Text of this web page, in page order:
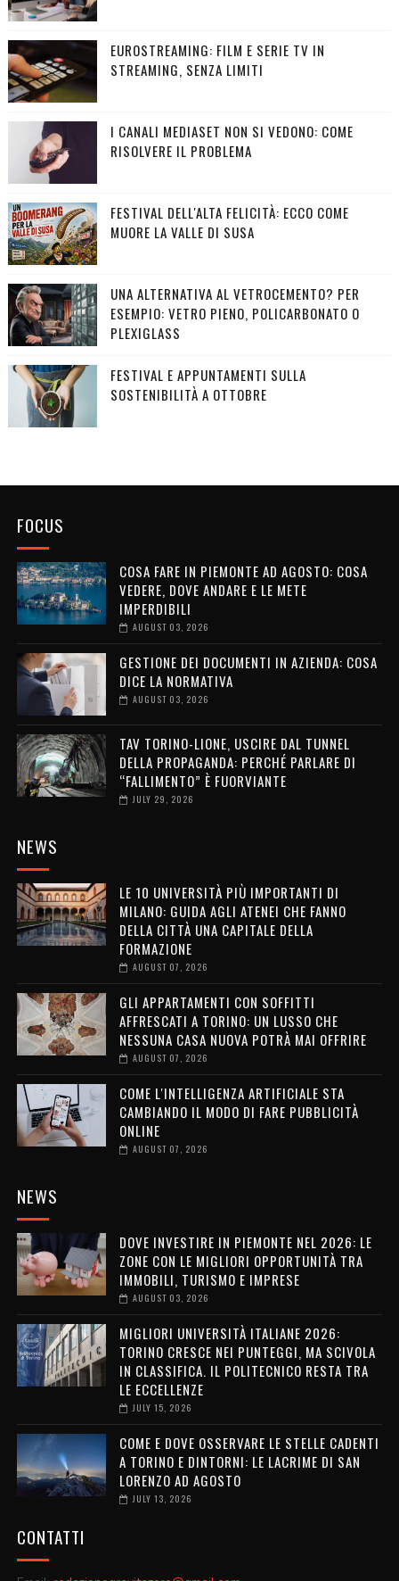
EUROSTREAMING: FILM E SERIE TV IN
STREAMING, SENZA LIMITI
I CANALI MEDIASET NON SI VEDONO: COME
RISOLVERE IL PROBLEMA
FESTIVAL DELL'ALTA FELICITÀ: ECCO COME
MUORE LA VALLE DI SUSA
UNA ALTERNATIVA AL VETROCEMENTO? PER
ESEMPIO: VETRO PIENO, POLICARBONATO O
PLEXIGLASS
FESTIVAL E APPUNTAMENTI SULLA
SOSTENIBILITÀ A OTTOBRE
FOCUS
COSA FARE IN PIEMONTE AD AGOSTO: COSA
VEDERE, DOVE ANDARE E LE METE
IMPERDIBILI
AUGUST 03, 2026
GESTIONE DEI DOCUMENTI IN AZIENDA: COSA
DICE LA NORMATIVA
AUGUST 03, 2026
TAV TORINO-LIONE, USCIRE DAL TUNNEL
DELLA PROPAGANDA: PERCHÉ PARLARE DI
“FALLIMENTO” È FUORVIANTE
JULY 29, 2026
NEWS
LE 10 UNIVERSITÀ PIÙ IMPORTANTI DI
MILANO: GUIDA AGLI ATENEI CHE FANNO
DELLA CITTÀ UNA CAPITALE DELLA
FORMAZIONE
AUGUST 07, 2026
GLI APPARTAMENTI CON SOFFITTI
AFFRESCATI A TORINO: UN LUSSO CHE
NESSUNA CASA NUOVA POTRÀ MAI OFFRIRE
AUGUST 07, 2026
COME L'INTELLIGENZA ARTIFICIALE STA
CAMBIANDO IL MODO DI FARE PUBBLICITÀ
ONLINE
AUGUST 07, 2026
NEWS
DOVE INVESTIRE IN PIEMONTE NEL 2026: LE
ZONE CON LE MIGLIORI OPPORTUNITÀ TRA
IMMOBILI, TURISMO E IMPRESE
AUGUST 03, 2026
MIGLIORI UNIVERSITÀ ITALIANE 2026:
TORINO CRESCE NEI PUNTEGGI, MA SCIVOLA
IN CLASSIFICA. IL POLITECNICO RESTA TRA
LE ECCELLENZE
JULY 15, 2026
COME E DOVE OSSERVARE LE STELLE CADENTI
A TORINO E DINTORNI: LE LACRIME DI SAN
LORENZO AD AGOSTO
JULY 13, 2026
CONTATTI